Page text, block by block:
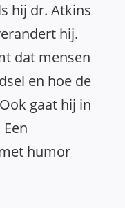
hij dr. Atkins
hij.
dat mensen
en hoe de
gaat hij in
humor